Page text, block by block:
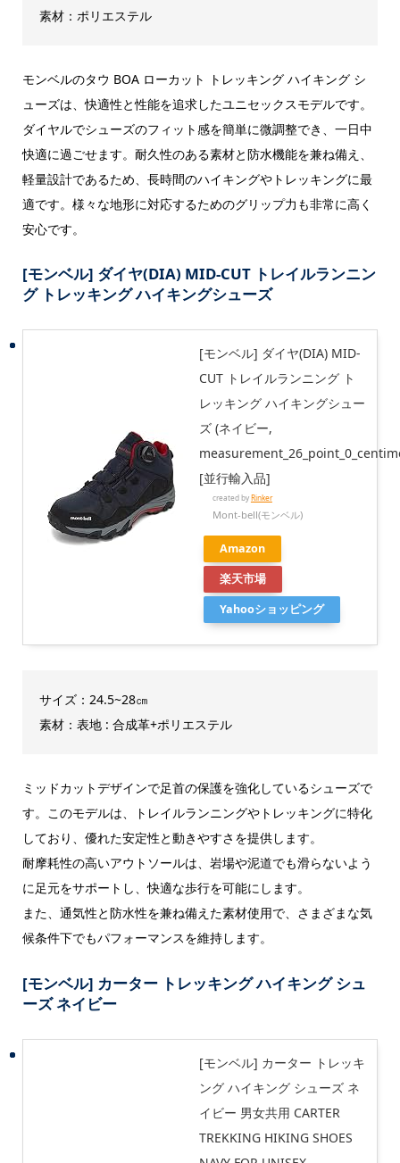
素材：ポリエステル
モンベルのタウ BOA ローカット トレッキング ハイキング シ
ューズは、快適性と性能を追求したユニセックスモデルです。
ダイヤルでシューズのフィット感を簡単に微調整でき、一日中
快適に過ごせます。耐久性のある素材と防水機能を兼ね備え、
軽量設計であるため、長時間のハイキングやトレッキングに最
適です。様々な地形に対応するためのグリップ力も非常に高く
安心です。
[モンベル] ダイヤ(DIA) MID-CUT トレイルランニン
グ トレッキング ハイキングシューズ
[モンベル] ダイヤ(DIA) MID-
CUT トレイルランニング ト
レッキング ハイキングシュー
ズ (ネイビー,
[並行輸入品]
created byRinker
Mont-bell(モンベル)
Amazon
楽天市場
Yahooショッピング
サイズ：24.5~28㎝
素材：表地 : 合成革+ポリエステル
ミッドカットデザインで足首の保護を強化しているシューズで
す。このモデルは、トレイルランニングやトレッキングに特化
しており、優れた安定性と動きやすさを提供します。
耐摩耗性の高いアウトソールは、岩場や泥道でも滑らないよう
に足元をサポートし、快適な歩行を可能にします。
また、通気性と防水性を兼ね備えた素材使用で、さまざまな気
候条件下でもパフォーマンスを維持します。
[モンベル] カーター トレッキング ハイキング シュ
ーズ ネイビー
[モンベル] カーター トレッキ
ング ハイキング シューズ ネ
イビー 男女共用 CARTER
TREKKING HIKING SHOES